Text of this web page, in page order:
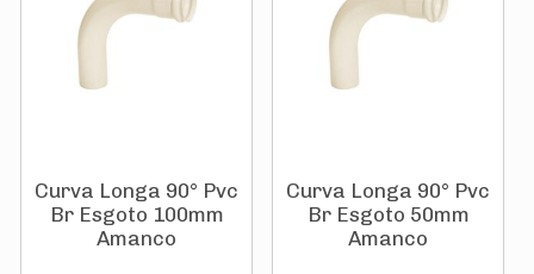
Curva Longa 90° Pvc
Br Esgoto 100mm
Amanco
Curva Longa 90° Pvc
Br Esgoto 50mm
Amanco